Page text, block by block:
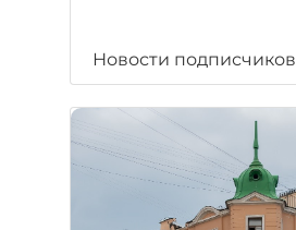
Новости подписчиков